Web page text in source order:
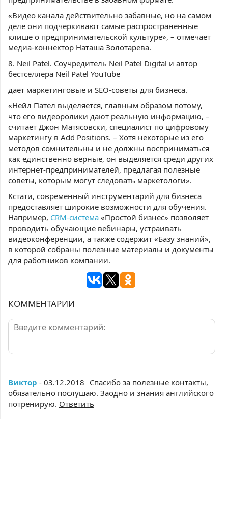
«Видео канала действительно забавные, но на самом
деле они подчеркивают самые распространенные
клише о предпринимательской культуре», – отмечает
медиа-коннектор Наташа Золотарева.
8. Neil Patel. Соучредитель Neil Patel Digital и автор
бестселлера Neil Patel YouTube
дает маркетинговые и SEO-советы для бизнеса.
«Нейл Пател выделяется, главным образом потому,
что его видеоролики дают реальную информацию, –
считает Джон Матясовски, специалист по цифровому
маркетингу в Add Positions. – Хотя некоторые из его
методов сомнительны и не должны восприниматься
как единственно верные, он выделяется среди других
интернет-предпринимателей, предлагая полезные
советы, которым могут следовать маркетологи».
Кстати, современный инструментарий для бизнеса
предоставляет широкие возможности для обучения.
Например, CRM-система «Простой бизнес» позволяет
проводить обучающие вебинары, устраивать
видеоконференции, а также содержит «Базу знаний»,
в которой собраны полезные материалы и документы
для работников компании.
КОММЕНТАРИИ
Виктор - 03.12.2018 Спасибо за полезные контакты,
обязательно послушаю. Заодно и знания английского
потренирую. Ответить